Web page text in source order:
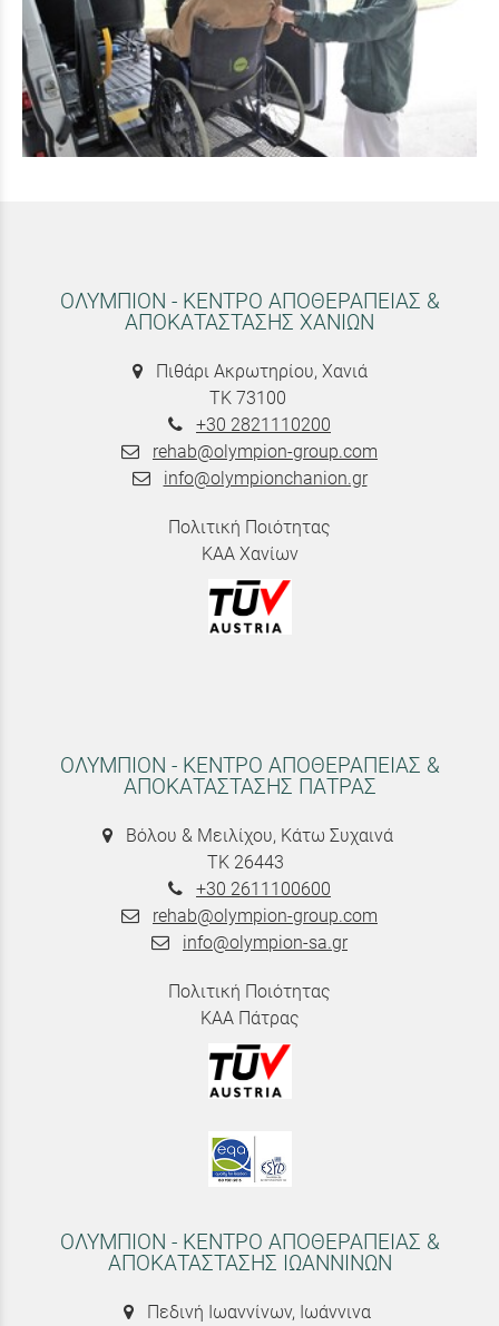
ΟΛΥΜΠΙΟΝ - ΚΕΝΤΡΟ ΑΠΟΘΕΡΑΠΕΙΑΣ &
ΑΠΟΚΑΤΑΣΤΑΣΗΣ ΧΑΝΙΩΝ
Πιθάρι Ακρωτηρίου, Χανιά
ΤΚ 73100
+30 2821110200
rehab@olympion-group.com
info@olympionchanion.gr
Πολιτική Ποιότητας
ΚΑΑ Χανίων
ΟΛΥΜΠΙΟΝ - ΚΕΝΤΡΟ ΑΠΟΘΕΡΑΠΕΙΑΣ &
ΑΠΟΚΑΤΑΣΤΑΣΗΣ ΠΑΤΡΑΣ
Βόλου & Μειλίχου, Κάτω Συχαινά
ΤΚ 26443
+30 2611100600
rehab@olympion-group.com
info@olympion-sa.gr
Πολιτική Ποιότητας
ΚΑΑ Πάτρας
ΟΛΥΜΠΙΟΝ - ΚΕΝΤΡΟ ΑΠΟΘΕΡΑΠΕΙΑΣ &
ΑΠΟΚΑΤΑΣΤΑΣΗΣ ΙΩΑΝΝΙΝΩΝ
Πεδινή Ιωαννίνων, Ιωάννινα